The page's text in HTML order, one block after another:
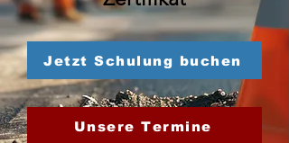
Jetzt Schulung buchen
Unsere Termine